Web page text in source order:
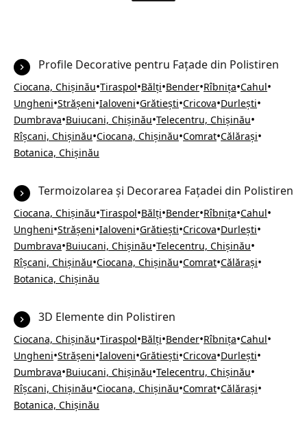
Profile Decorative pentru Fațade din Polistiren
Ciocana, Chișinău•Tiraspol•Bălți•Bender•Rîbnița•Cahul•
Ungheni•Strășeni•Ialoveni•Grătiești•Cricova•Durlești•
Dumbrava•Buiucani, Chișinău•Telecentru, Chișinău•
Rîșcani, Chișinău•Ciocana, Chișinău•Comrat•Călărași•
Botanica, Chișinău
Termoizolarea și Decorarea Fațadei din Polistiren
Ciocana, Chișinău•Tiraspol•Bălți•Bender•Rîbnița•Cahul•
Ungheni•Strășeni•Ialoveni•Grătiești•Cricova•Durlești•
Dumbrava•Buiucani, Chișinău•Telecentru, Chișinău•
Rîșcani, Chișinău•Ciocana, Chișinău•Comrat•Călărași•
Botanica, Chișinău
3D Elemente din Polistiren
Ciocana, Chișinău•Tiraspol•Bălți•Bender•Rîbnița•Cahul•
Ungheni•Strășeni•Ialoveni•Grătiești•Cricova•Durlești•
Dumbrava•Buiucani, Chișinău•Telecentru, Chișinău•
Rîșcani, Chișinău•Ciocana, Chișinău•Comrat•Călărași•
Botanica, Chișinău